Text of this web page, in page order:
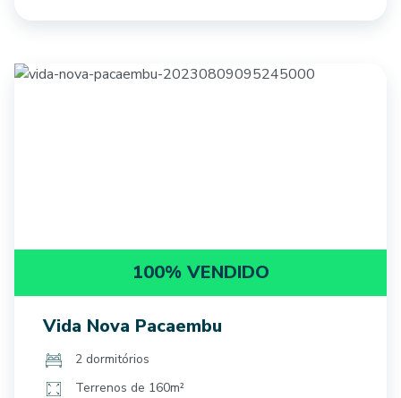
100% VENDIDO
Vida Nova Pacaembu
2 dormitórios
Terrenos de 160m²